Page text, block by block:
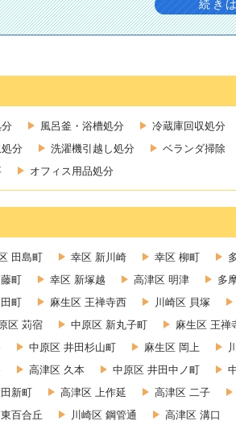
続き
風呂釜・浴槽処分
冷蔵庫回収処分
分 洗濯機引越し処分 ベランダ掃除
オフィス用品処分
田島町 幸区 新川崎 幸区 柳町
町 幸区 新塚越 高津区 明津
多
町 麻生区 王禅寺西 川崎区 貝塚
区 苅宿 中原区 新丸子町
麻生区 王禅
中原区 井田杉山町 麻生区 岡上
高津区 久本 中原区 井田中ノ町
新町 高津区 上作延 高津区 二子
百合丘 川崎区 鋼管通 高津区 溝口